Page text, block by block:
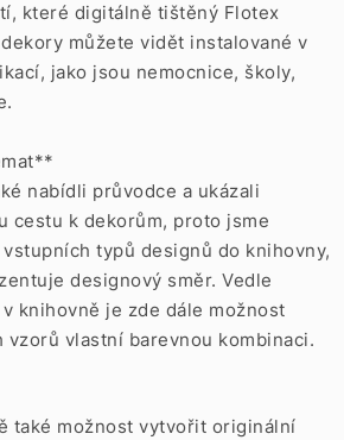
které digitálně tištěný Flotex
můžete vidět instalované v
jako jsou nemocnice, školy,
nabídli průvodce a ukázali
cestu k dekorům, proto jsme
typů designů do knihovny,
designový směr. Vedle
knihovně je zde dále možnost
vlastní barevnou kombinaci.
také možnost vytvořit originální